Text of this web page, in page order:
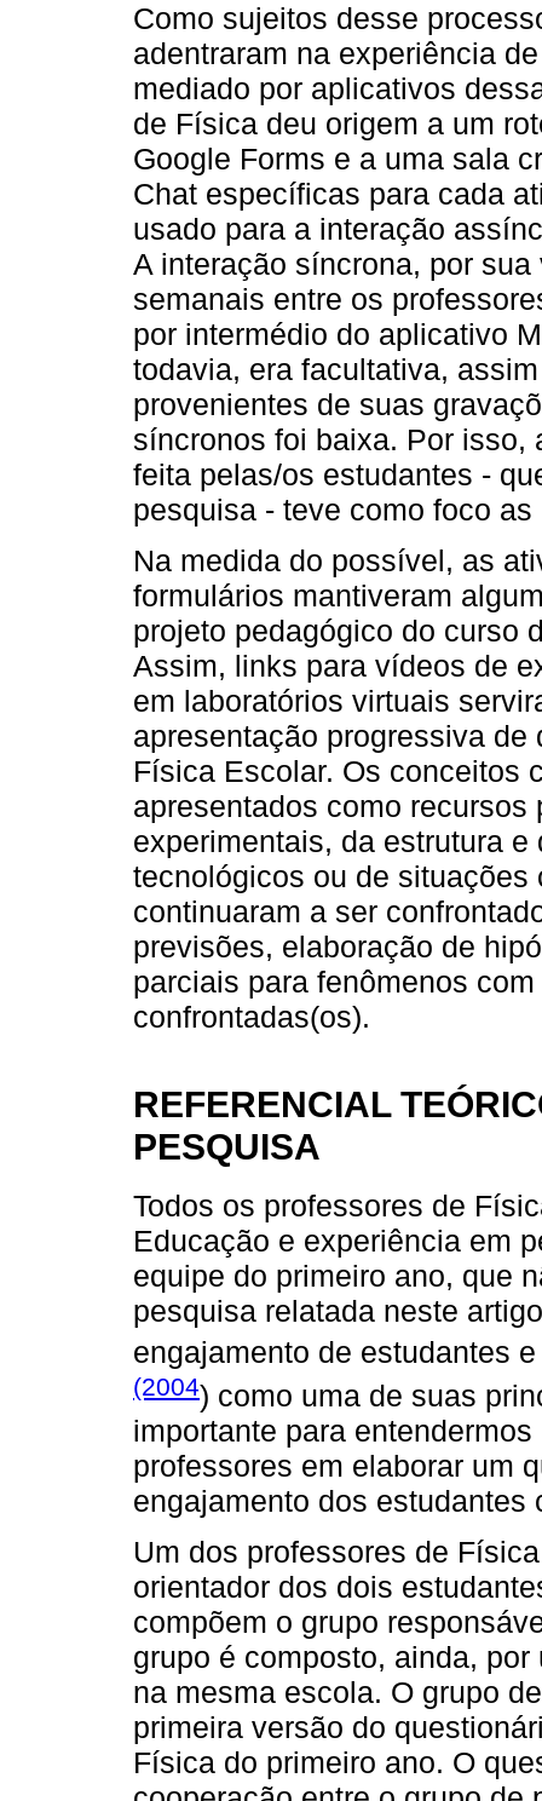
Como sujeitos desse
adentraram na experiência
mediado por aplicativos
de Física deu origem a um
Google Forms e a uma sala
Chat específicas para cada
usado para a interação
A interação síncrona, por
semanais entre os
por intermédio do aplicativo
todavia, era facultativa,
provenientes de suas
síncronos foi baixa. Por isso,
feita pelas/os estudantes -
pesquisa - teve como foco
Na medida do possível, as
formulários mantiveram
projeto pedagógico do curso
Assim, links para vídeos de
em laboratórios virtuais
apresentação progressiva
Física Escolar. Os conceitos
apresentados como
experimentais, da estrutura
tecnológicos ou de
continuaram a ser
previsões, elaboração de
parciais para fenômenos
confrontadas(os).
REFERENCIAL
PESQUISA
Todos os professores de
Educação e experiência em
equipe do primeiro ano, que
pesquisa relatada neste
engajamento de estudantes
(2004) como uma de suas
importante para
professores em elaborar um
engajamento dos estudantes
Um dos professores de
orientador dos dois
compõem o grupo
grupo é composto, ainda,
na mesma escola. O grupo
primeira versão do
Física do primeiro ano. O